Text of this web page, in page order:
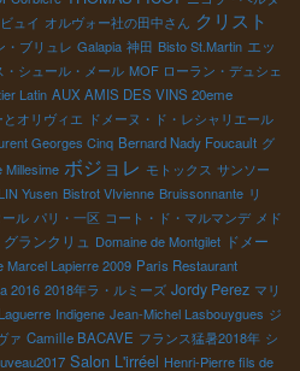
ュイ オルヴォー社の田中さん クリスト
・ブリュレ Galapia 神田 Bisto St.Martin エッ
・シュール・メール MOF ローラン・デュシェ
Latin AUX AMIS DES VINS 20eme
とオリヴィエ
ドメーヌ・ド・レシャリエール
Georges Cinq Bernard Nady Foucault グ
Millesime ボジョレ モトックス サンソー
LIN Yusen Bistrot VIvienne Bruissonnante リ
ル パリ・一区 コート・ド・マルマンデ メド
ランクリュ Domaine de Montgilet ドメー
Marcel Lapierre 2009 Paris Restaurant
2016 2018年ラ・ルミーズ Jordy Perez マリ
Indigene Jean-Michel Lasbouygues ジ
ァ Camille BACAVE フランス猛暑2018年 シ
Salon L'irréel Henri-Pierre fils de